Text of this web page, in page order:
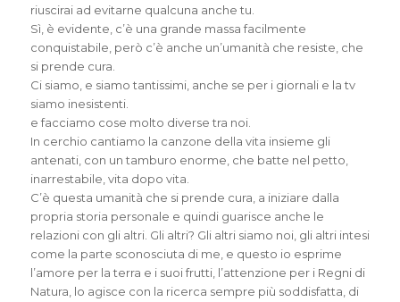
riuscirai ad evitarne qualcuna anche tu.
Sì, è evidente, c’è una grande massa facilmente
conquistabile, però c’è anche un’umanità che resiste, che
si prende cura.
Ci siamo, e siamo tantissimi, anche se per i giornali e la tv
siamo inesistenti.
e facciamo cose molto diverse tra noi.
In cerchio cantiamo la canzone della vita insieme gli
antenati, con un tamburo enorme, che batte nel petto,
inarrestabile, vita dopo vita.
C’è questa umanità che si prende cura, a iniziare dalla
propria storia personale e quindi guarisce anche le
relazioni con gli altri. Gli altri? Gli altri siamo noi, gli altri intesi
come la parte sconosciuta di me, e questo io esprime
l’amore per la terra e i suoi frutti, l’attenzione per i Regni di
Natura, lo agisce con la ricerca sempre più soddisfatta, di